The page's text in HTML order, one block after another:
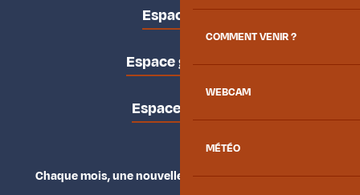
COMMENT VENIR ?
WEBCAM
MÉTÉO
Espace pro
Espace groupes
Espace presse
Chaque mois, une nouvelle façon d'explorer la vallée.